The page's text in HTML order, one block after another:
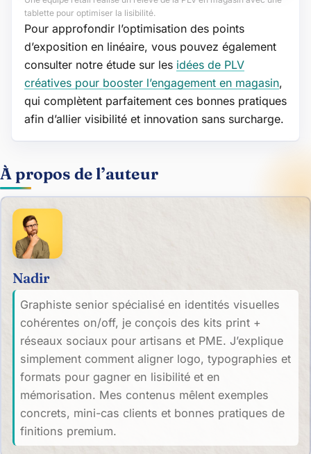
tablette pour optimiser la lisibilité.
Pour approfondir l’optimisation des points
d’exposition en linéaire, vous pouvez également
consulter notre étude sur les idées de PLV
créatives pour booster l’engagement en magasin,
qui complètent parfaitement ces bonnes pratiques
afin d’allier visibilité et innovation sans surcharge.
À propos de l’auteur
Nadir
Graphiste senior spécialisé en identités visuelles
cohérentes on/off, je conçois des kits print +
réseaux sociaux pour artisans et PME. J’explique
simplement comment aligner logo, typographies et
formats pour gagner en lisibilité et en
mémorisation. Mes contenus mêlent exemples
concrets, mini-cas clients et bonnes pratiques de
finitions premium.